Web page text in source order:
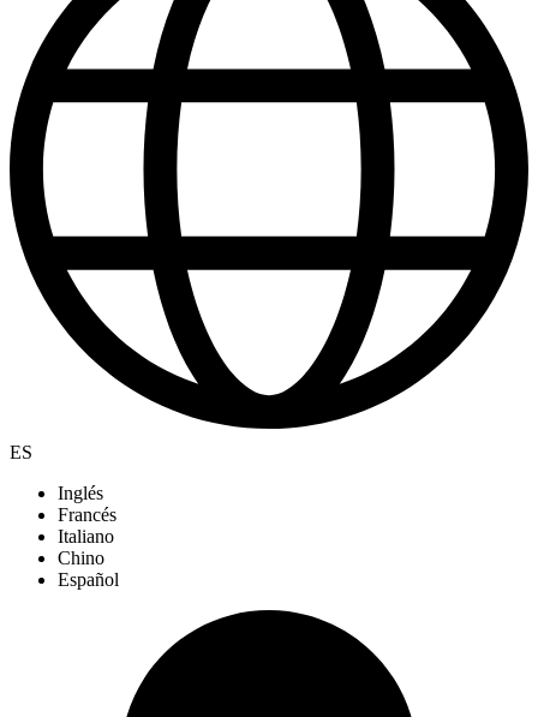
ES
Inglés
Francés
Italiano
Chino
Español